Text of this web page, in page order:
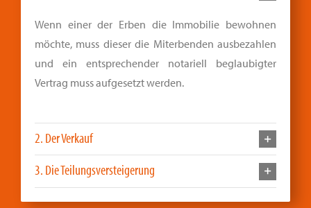
Wenn einer der Erben die Immobilie bewohnen
möchte, muss dieser die Miterbenden ausbezahlen
und ein entsprechender notariell beglaubigter
Vertrag muss aufgesetzt werden.
2. Der Verkauf
3. Die Teilungsversteigerung